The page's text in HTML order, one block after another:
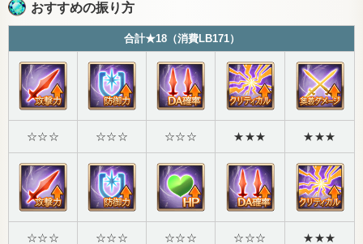
おすすめの振り方
合計★18（消費LB171）
☆☆☆ ☆☆☆ ☆☆☆ ★★★ ★★★
☆☆☆ ☆☆☆ ☆☆☆ ☆☆☆ ★★★